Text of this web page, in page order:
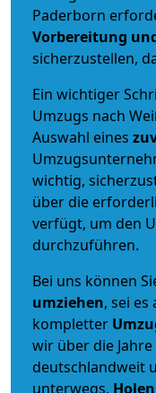
Paderborn
Vorbereitung
sicherzustellen,
Ein wichtiger
Umzugs nach
Auswahl eines
wichtig,
über die
verfügt, um den
durchzuführen.
Bei uns können
umziehen, sei es
kompletter
wir über die
deutschlandweit
unterwegs.